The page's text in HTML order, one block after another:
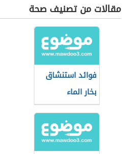
مقالات من تصنيف صحة
فوائد استنشاق
بخار الماء